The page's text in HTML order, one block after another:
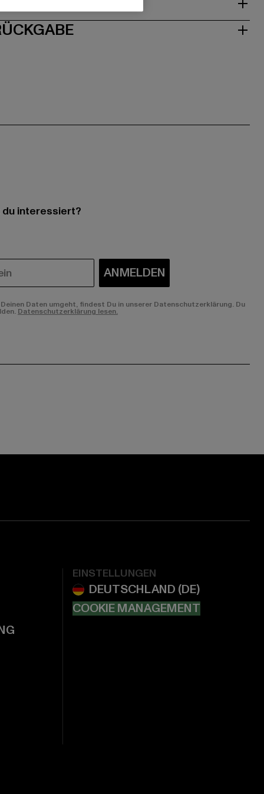
interessiert?
ANMELDEN
Daten umgeht, findest Du in unserer Datenschutzerklärung. Du
Datenschutzerklärung lesen.
EINSTELLUNGEN
COOKIE MANAGEMENT